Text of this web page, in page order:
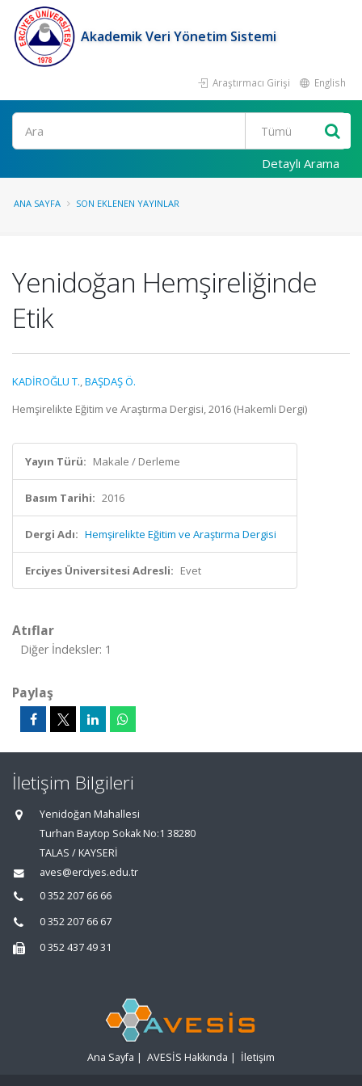
Akademik Veri Yönetim Sistemi
Araştırmacı Girişi English
Ara
Detaylı Arama
ANA SAYFA SON EKLENEN YAYINLAR
Yenidoğan Hemşireliğinde
Etik
KADİROĞLU T.,BAŞDAŞ Ö.
Hemşirelikte Eğitim ve Araştırma Dergisi, 2016 (Hakemli Dergi)
Yayın Türü: Makale / Derleme
Basım Tarihi: 2016
Dergi Adı: Hemşirelikte Eğitim ve Araştırma Dergisi
Erciyes Üniversitesi Adresli: Evet
Atıflar
Diğer İndeksler: 1
Paylaş
İletişim Bilgileri
Yenidoğan Mahallesi
Turhan Baytop Sokak No:1 38280
TALAS / KAYSERİ
aves@erciyes.edu.tr
0 352 207 66 66
0 352 207 66 67
0 352 437 49 31
Ana Sayfa | AVESİS Hakkında | İletişim